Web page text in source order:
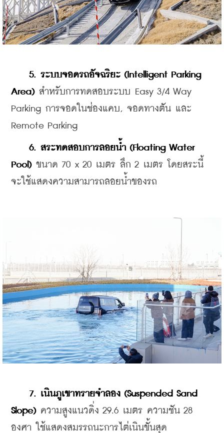
5. ระบบจอดรถอัจฉริยะ (Intelligent Parking
Area) สำหรับการทดสอบระบบ Easy 3/4 Way
Parking การจอดในช่องแคบ, จอดทางตัน และ
Remote Parking
6. สระทดสอบการลอยน้ำ (Floating Water
Pool) ขนาด 70 x 20 เมตร ลึก 2 เมตร โดยสระนี้
จะใช้แสดงความสามารถลอยน้ำของรถ
7. เนินภูเขาทรายจำลอง (Suspended Sand
Slope) ความสูงแนวดิ่ง 29.6 เมตร ความชัน 28
องศา ใช้แสดงสมรรถนะการไต่เนินขั้นสุด